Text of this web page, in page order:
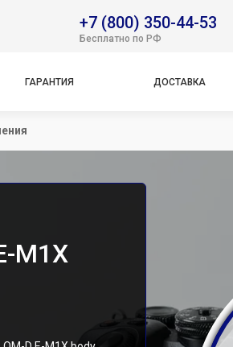
+7 (800) 350-44-53
Бесплатно по РФ
ГАРАНТИЯ ДОСТАВКА
M1X